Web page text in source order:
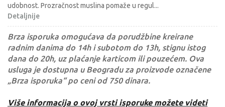
udobnost. Prozračnost muslina pomaže u regul...
Detaljnije
Brza isporuka omogućava da porudžbine kreirane
radnim danima do 14h i subotom do 13h, stignu istog
dana do 20h, uz plaćanje karticom ili pouzećem. Ova
usluga je dostupna u Beogradu za proizvode označene
„Brza isporuka“ po ceni od 750 dinara.
Više informacija o ovoj vrsti isporuke možete videti